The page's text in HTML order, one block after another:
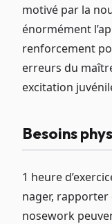
motivé par la
énormément
renforcement
erreurs du
excitation
Besoins
1 heure
nager, rapporter
nosework